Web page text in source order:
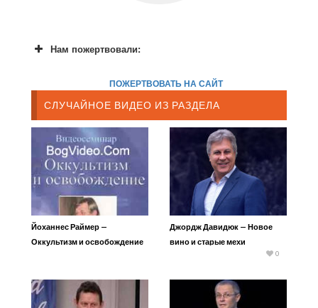
Нам пожертвовали:
ПОЖЕРТВОВАТЬ НА САЙТ
СЛУЧАЙНОЕ ВИДЕО ИЗ РАЗДЕЛА
Йоханнес Раймер —
Оккультизм и освобождение
Джордж Давидюк — Новое
вино и старые мехи
0